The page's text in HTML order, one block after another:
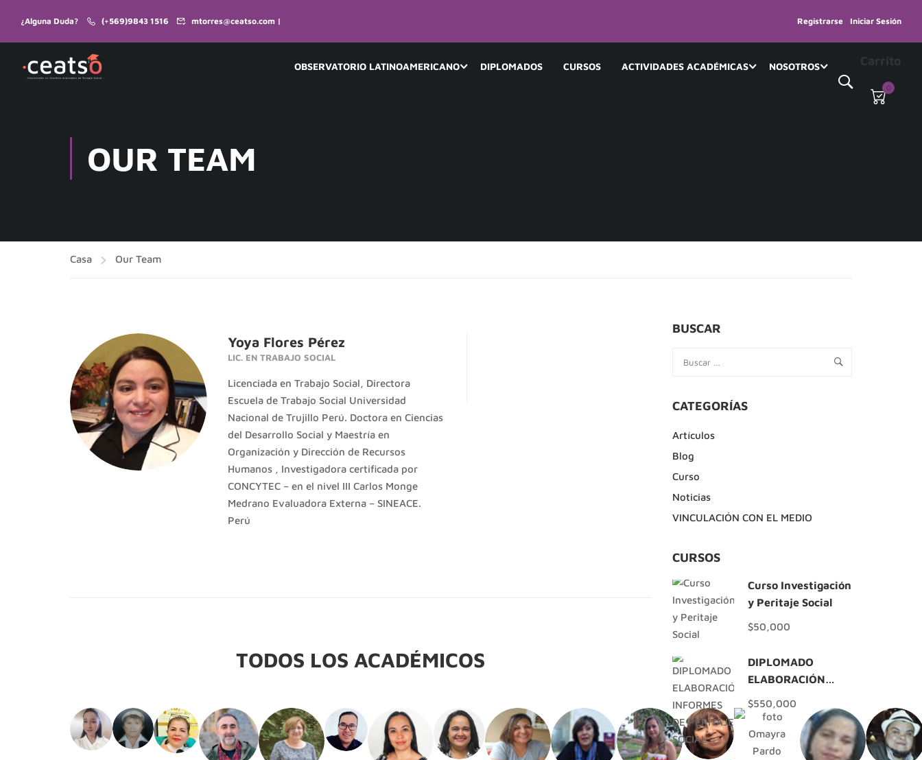
¿Alguna Duda? (+569)9843 1516 mtorres@ceatso.com | Registrarse Iniciar Sesión
OBSERVATORIO LATINOAMERICANO DIPLOMADOS CURSOS ACTIVIDADES ACADÉMICAS NOSOTROS Carrito
0
OUR TEAM
Casa Our Team
Yoya Flores Pérez
LIC. EN TRABAJO SOCIAL
Licenciada en Trabajo Social, Directora
Escuela de Trabajo Social Universidad
Nacional de Trujillo Perú. Doctora en Ciencias
del Desarrollo Social y Maestría en
Organización y Dirección de Recursos
Humanos , Investigadora certificada por
CONCYTEC – en el nivel III Carlos Monge
Medrano Evaluadora Externa – SINEACE.
Perú
TODOS LOS ACADÉMICOS
BUSCAR
CATEGORÍAS
Artículos
Blog
Curso
Noticias
VINCULACIÓN CON EL MEDIO
CURSOS
Curso Investigación
y Peritaje Social
$50,000
DIPLOMADO
ELABORACIÓN
INFORMES DE
PERITAJE SOCIAL
$550,000